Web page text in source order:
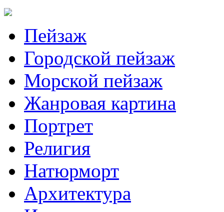
Пейзаж
Городской пейзаж
Морской пейзаж
Жанровая картина
Портрет
Религия
Натюрморт
Архитектура